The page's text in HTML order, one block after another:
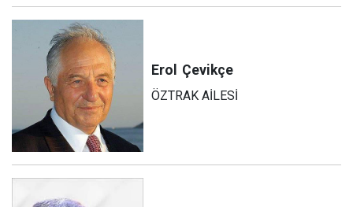
Erol Çevikçe
ÖZTRAK AİLESİ